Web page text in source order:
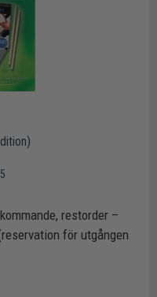
restorder –
för utgången